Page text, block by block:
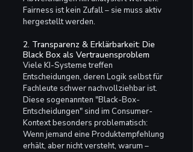
Fairness ist kein Zufall – sie muss aktiv
hergestellt werden.
2. Transparenz & Erklärbarkeit: Die
Black Box als Vertrauensproblem
Viele KI-Systeme treffen
Entscheidungen, deren Logik selbst für
Fachleute schwer nachvollziehbar ist.
Diese sogenannten "Black-Box-
Entscheidungen" sind im Consumer-
Kontext besonders problematisch:
Wenn jemand eine Produktempfehlung
erhält, aber nicht versteht, warum –